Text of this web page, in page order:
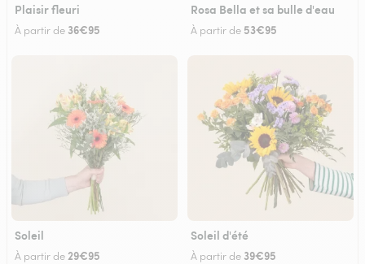
Plaisir fleuri
À partir de 36€95
Rosa Bella et sa bulle d'eau
À partir de 53€95
Soleil
À partir de 29€95
Soleil d'été
À partir de 39€95